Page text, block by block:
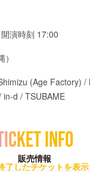
開演時刻 17:00
(Age Factory) /
in-d / TSUBAME
INFO
販売情報
了したチケットを表示